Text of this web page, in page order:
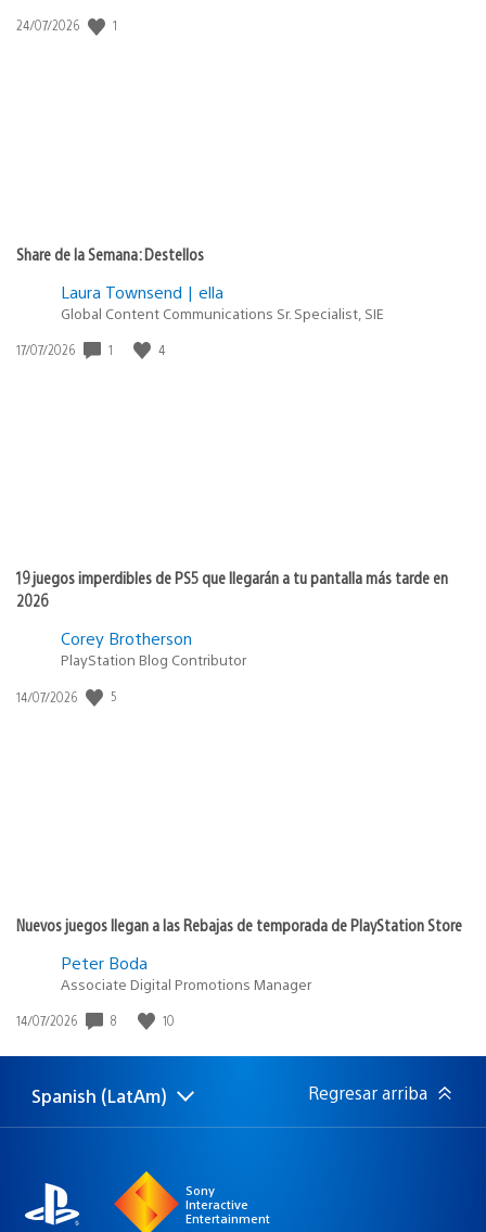
Fecha
24/07/2026 1
Share de la Semana: Destellos
Laura Townsend | ella
Global Content Communications Sr. Specialist, SIE
Fecha
17/07/2026 1 4
19 juegos imperdibles de PS5 que llegarán a tu pantalla más tarde en
2026
Corey Brotherson
PlayStation Blog Contributor
Fecha
14/07/2026 5
Nuevos juegos llegan a las Rebajas de temporada de PlayStation Store
Peter Boda
Associate Digital Promotions Manager
Fecha
publicación:
14/07/2026 8 10
Elige
una
Región
actual:
Spanish (LatAm) Regresar arriba
Sony
Interactive
Entertainment